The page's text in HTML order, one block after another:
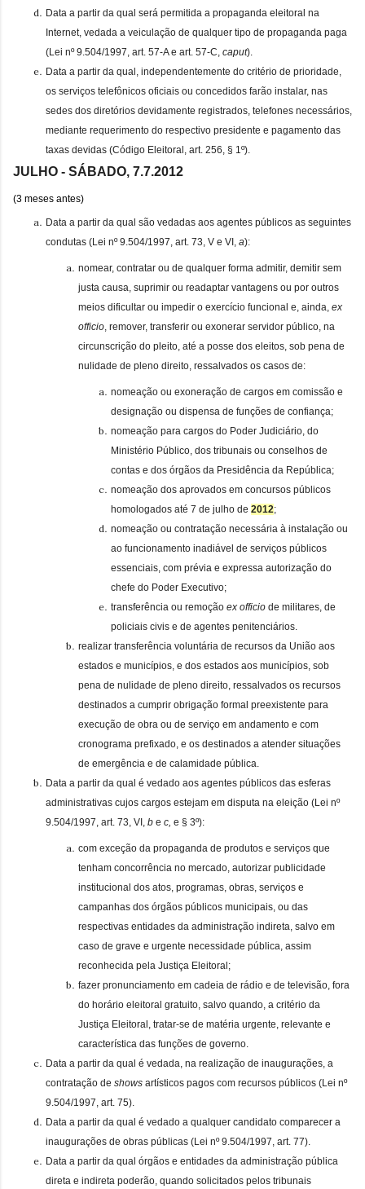
Data a partir da qual será permitida a propaganda eleitoral na
Internet, vedada a veiculação de qualquer tipo de propaganda paga
(Lei nº 9.504/1997, art. 57-A e art. 57-C, caput).
Data a partir da qual, independentemente do critério de prioridade,
os serviços telefônicos oficiais ou concedidos farão instalar, nas
sedes dos diretórios devidamente registrados, telefones necessários,
mediante requerimento do respectivo presidente e pagamento das
taxas devidas (Código Eleitoral, art. 256, § 1º).
JULHO - SÁBADO, 7.7.2012
(3 meses antes)
Data a partir da qual são vedadas aos agentes públicos as seguintes
condutas (Lei nº 9.504/1997, art. 73, V e VI, a):
nomear, contratar ou de qualquer forma admitir, demitir sem
justa causa, suprimir ou readaptar vantagens ou por outros
meios dificultar ou impedir o exercício funcional e, ainda, ex
officio, remover, transferir ou exonerar servidor público, na
circunscrição do pleito, até a posse dos eleitos, sob pena de
nulidade de pleno direito, ressalvados os casos de:
nomeação ou exoneração de cargos em comissão e
designação ou dispensa de funções de confiança;
nomeação para cargos do Poder Judiciário, do
Ministério Público, dos tribunais ou conselhos de
contas e dos órgãos da Presidência da República;
nomeação dos aprovados em concursos públicos
homologados até 7 de julho de 2012;
nomeação ou contratação necessária à instalação ou
ao funcionamento inadiável de serviços públicos
essenciais, com prévia e expressa autorização do
chefe do Poder Executivo;
transferência ou remoção ex officio de militares, de
policiais civis e de agentes penitenciários.
realizar transferência voluntária de recursos da União aos
estados e municípios, e dos estados aos municípios, sob
pena de nulidade de pleno direito, ressalvados os recursos
destinados a cumprir obrigação formal preexistente para
execução de obra ou de serviço em andamento e com
cronograma prefixado, e os destinados a atender situações
de emergência e de calamidade pública.
Data a partir da qual é vedado aos agentes públicos das esferas
administrativas cujos cargos estejam em disputa na eleição (Lei nº
9.504/1997, art. 73, VI, b e c, e § 3º):
com exceção da propaganda de produtos e serviços que
tenham concorrência no mercado, autorizar publicidade
institucional dos atos, programas, obras, serviços e
campanhas dos órgãos públicos municipais, ou das
respectivas entidades da administração indireta, salvo em
caso de grave e urgente necessidade pública, assim
reconhecida pela Justiça Eleitoral;
fazer pronunciamento em cadeia de rádio e de televisão, fora
do horário eleitoral gratuito, salvo quando, a critério da
Justiça Eleitoral, tratar-se de matéria urgente, relevante e
característica das funções de governo.
Data a partir da qual é vedada, na realização de inaugurações, a
contratação de shows artísticos pagos com recursos públicos (Lei nº
9.504/1997, art. 75).
Data a partir da qual é vedado a qualquer candidato comparecer a
inaugurações de obras públicas (Lei nº 9.504/1997, art. 77).
Data a partir da qual órgãos e entidades da administração pública
direta e indireta poderão, quando solicitados pelos tribunais